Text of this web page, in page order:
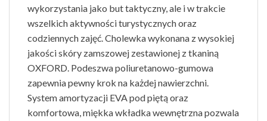
wykorzystania jako but taktyczny, ale i w trakcie
wszelkich aktywności turystycznych oraz
codziennych zajęć. Cholewka wykonana z wysokiej
jakości skóry zamszowej zestawionej z tkaniną
OXFORD. Podeszwa poliuretanowo-gumowa
zapewnia pewny krok na każdej nawierzchni.
System amortyzacji EVA pod piętą oraz
komfortowa, miękka wkładka wewnętrzna pozwala